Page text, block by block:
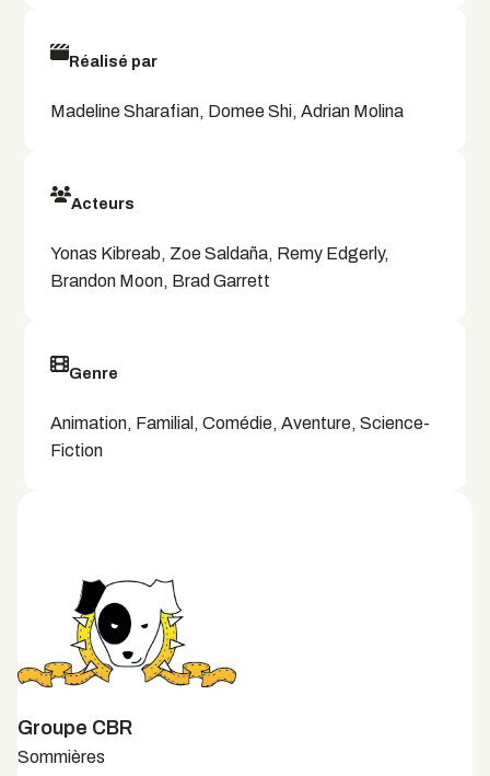
Réalisé par
Madeline Sharafian, Domee Shi, Adrian Molina
Acteurs
Yonas Kibreab, Zoe Saldaña, Remy Edgerly,
Brandon Moon, Brad Garrett
Genre
Animation, Familial, Comédie, Aventure, Science-
Fiction
Groupe CBR
Sommières